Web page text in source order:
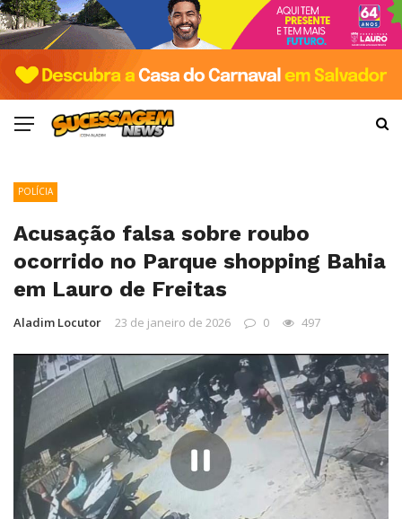
POLÍCIA
Acusação falsa sobre roubo
ocorrido no Parque shopping Bahia
em Lauro de Freitas
Aladim Locutor 23 de janeiro de 2026 0 497